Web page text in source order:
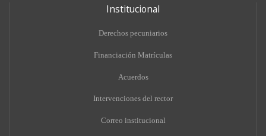
Institucional
Derechos pecuniarios
Financiación Matrículas
Acuerdos
Intervenciones del rector
Correo institucional